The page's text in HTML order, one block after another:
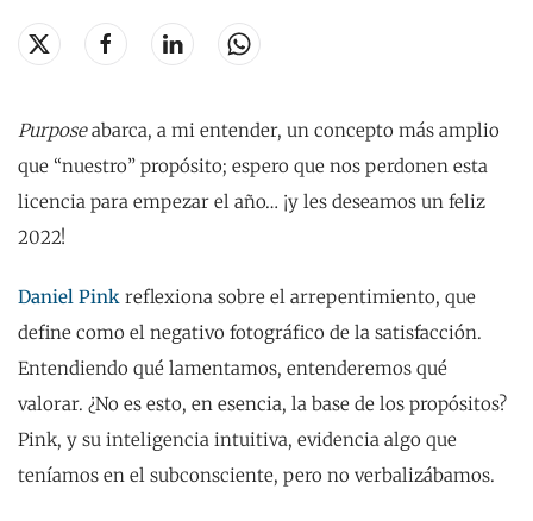
Purposeabarca, a mi entender, un concepto más amplio
que “nuestro” propósito; espero que nos perdonen esta
licencia para empezar el año… ¡y les deseamos un feliz
2022!
Daniel Pink reflexiona sobre el arrepentimiento, que
define como el negativo fotográfico de la satisfacción.
Entendiendo qué lamentamos, entenderemos qué
valorar. ¿No es esto, en esencia, la base de los propósitos?
Pink, y su inteligencia intuitiva, evidencia algo que
teníamos en el subconsciente, pero no verbalizábamos.